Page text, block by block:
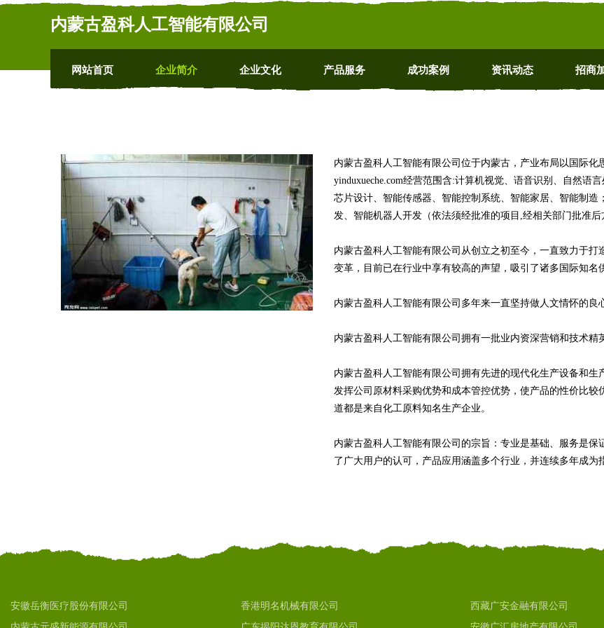
内蒙古盈科人工智能有限公司
网站首页 企业简介 企业文化 产品服务 成功案例 资讯动态 招商
内蒙古盈科人工智能有限公司位于内蒙古，产业布局以国际
yinduxueche.com经营范围含:计算机视觉、语音识别、自然语
芯片设计、智能传感器、智能控制系统、智能家居、智能制
发、智能机器人开发（依法须经批准的项目,经相关部门批准后
内蒙古盈科人工智能有限公司从创立之初至今，一直致力于
变革，目前已在行业中享有较高的声望，吸引了诸多国际知名
内蒙古盈科人工智能有限公司多年来一直坚持做人文情怀的良
内蒙古盈科人工智能有限公司拥有一批业内资深营销和技术精
内蒙古盈科人工智能有限公司拥有先进的现代化生产设备和
发挥公司原材料采购优势和成本管控优势，使产品的性价比
道都是来自化工原料知名生产企业。
内蒙古盈科人工智能有限公司的宗旨：专业是基础、服务是
了广大用户的认可，产品应用涵盖多个行业，并连续多年成为
安徽岳衡医疗股份有限公司 香港明名机械有限公司 西藏广安金融有限公司